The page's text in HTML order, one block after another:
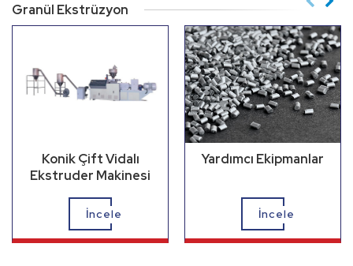
Granül Ekstrüzyon
Konik Çift Vidalı
Ekstruder Makinesi
İncele
Yardımcı Ekipmanlar
İncele